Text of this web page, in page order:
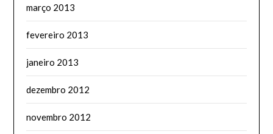
março 2013
fevereiro 2013
janeiro 2013
dezembro 2012
novembro 2012